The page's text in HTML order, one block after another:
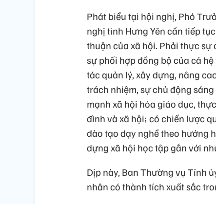
Phát biểu tại hội nghị, Phó
nghị tỉnh Hưng Yên cần tiếp
thuận của xã hội. Phải thực sự
sự phối hợp đồng bộ của cả
tác quản lý, xây dựng, nâng
trách nhiệm, sự chủ động
mạnh xã hội hóa giáo dục,
đình và xã hội; có chiến lược
đào tạo dạy nghề theo hướng
dựng xã hội học tập gắn với
Dịp này, Ban Thường vụ Tỉnh
nhân có thành tích xuất sắc